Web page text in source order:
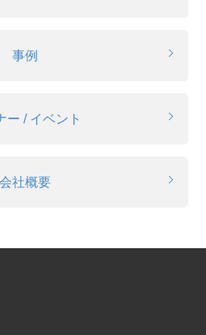
事例
ー / イベント
会社概要